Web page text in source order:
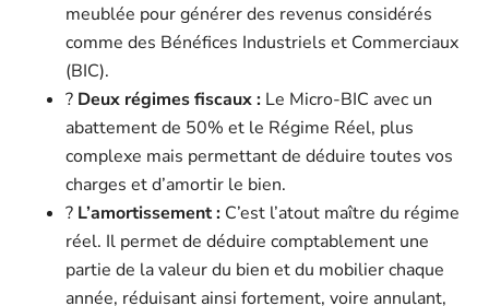
meublée pour générer des revenus considérés
comme des Bénéfices Industriels et Commerciaux
(BIC).
? Deux régimes fiscaux : Le Micro-BIC avec un
abattement de 50% et le Régime Réel, plus
complexe mais permettant de déduire toutes vos
charges et d’amortir le bien.
? L’amortissement : C’est l’atout maître du régime
réel. Il permet de déduire comptablement une
partie de la valeur du bien et du mobilier chaque
année, réduisant ainsi fortement, voire annulant,